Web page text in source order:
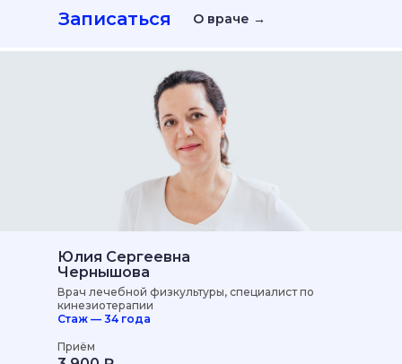
Юлия Сергеевна
Чернышова
Врач лечебной физкультуры, специалист по
кинезиотерапии
Стаж — 34 года
Приём
Записаться О враче →
8:00 – 18:00